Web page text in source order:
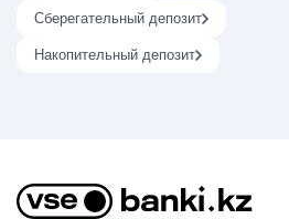
Сберегательный депозит
Накопительный депозит